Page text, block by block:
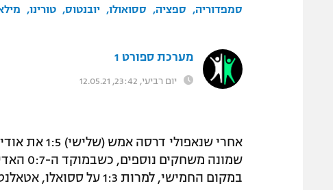
סמפדוריה
ספציה ססואולו יובנטוס טורינו
מערכת ספורט 1
יום רביעי, 23:42, 12.05.21
שמונה